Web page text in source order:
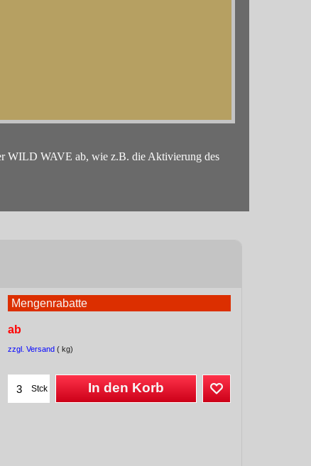
WILD WAVE ab, wie z.B. die Aktivierung des
Mengenrabatte
ab
zzgl. Versand kg
Stck In den Korb